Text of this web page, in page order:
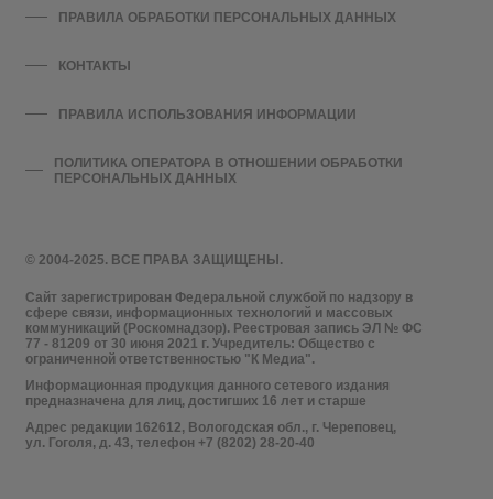
© 2004-2025. ВСЕ ПРАВА ЗАЩИЩЕНЫ.
Сайт зарегистрирован Федеральной службой по надзору в
сфере связи, информационных технологий и массовых
коммуникаций (Роскомнадзор). Реестровая запись ЭЛ № ФС
77 - 81209 от 30 июня 2021 г. Учредитель: Общество с
ограниченной ответственностью "К Медиа".
Информационная продукция данного сетевого издания
предназначена для лиц, достигших 16 лет и старше
Адрес редакции 162612, Вологодская обл., г. Череповец,
ул. Гоголя, д. 43, телефон +7 (8202) 28-20-40
ПРАВИЛА ОБРАБОТКИ ПЕРСОНАЛЬНЫХ ДАННЫХ
КОНТАКТЫ
ПРАВИЛА ИСПОЛЬЗОВАНИЯ ИНФОРМАЦИИ
ПОЛИТИКА ОПЕРАТОРА В ОТНОШЕНИИ ОБРАБОТКИ
ПЕРСОНАЛЬНЫХ ДАННЫХ